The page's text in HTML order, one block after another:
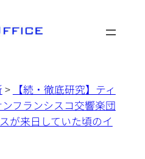
>
【続・徹底研究】ティ
フランシスコ交響楽団
が来日していた頃のイ